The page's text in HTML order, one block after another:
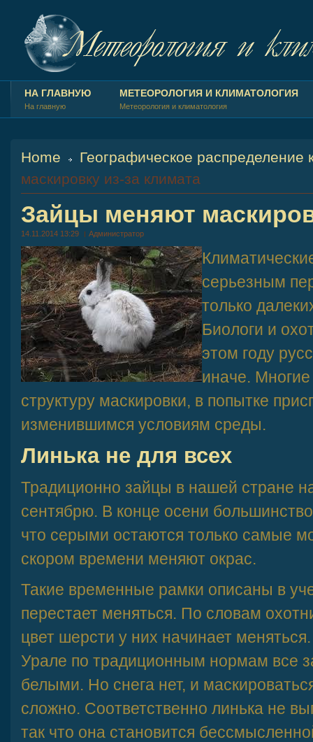
НА ГЛАВНУЮ
На главную
МЕТЕОРОЛОГИЯ И КЛИМАТОЛОГИЯ
Метеорология и климатология
Home
Географическое распределение
маскировку из-за климата
Зайцы меняют
14.11.2014 13:29 Администратор
серьезным
только
Биологи и
этом году
иначе.
структуру маскировки, в попытке
изменившимся условиям среды.
Линька не для всех
Традиционно зайцы в нашей стране
сентябрю. В конце осени
что серыми остаются только самые
скором времени меняют окрас.
Такие временные рамки описаны в
перестает меняться. По словам
цвет шерсти у них начинает
Урале по традиционным нормам все
белыми. Но снега нет, и
сложно. Соответственно линька не
так что она становится